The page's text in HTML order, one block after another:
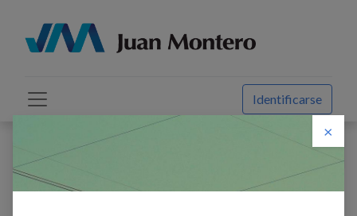
Identificarse
×
Todos los productos